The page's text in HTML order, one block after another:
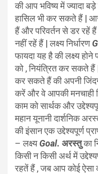
की आप भविष्य में ज्यादा
हासिल भी कर सकते हैं |
हैं और परिवर्तन से डर रहें
नहीं रहें हैं | लक्ष्य निर्धारण
फायदा यह है की लक्ष्य होने
को , नियंत्रित कर सकते हैं
कर सकते हैं की अपनी
करें और वे आपकी मनचाही
काम को सार्थक और
महान यूनानी दार्शनिक
की इंसान एक उद्देश्यपूर्ण
– लक्ष्यGoal. अरस्तुका
किसी न किसी अर्थ में
रहतें हैं , जब आप कोई ऐसा